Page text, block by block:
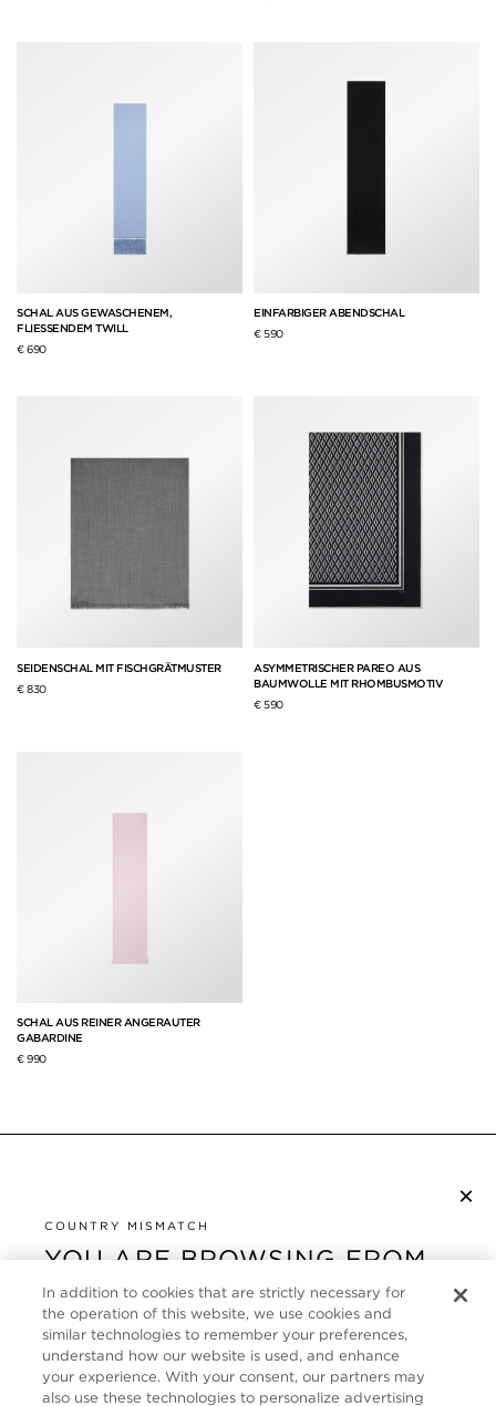
SCHAL AUS GEWASCHENEM,
FLIESSENDEM TWILL
€ 690
EINFARBIGER ABENDSCHAL
€ 590
SEIDENSCHAL MIT FISCHGRÄTMUSTER
€ 830
ASYMMETRISCHER PAREO AUS
BAUMWOLLE MIT RHOMBUSMOTIV
€ 590
SCHAL AUS REINER ANGERAUTER
GABARDINE
€ 990
×
COUNTRY MISMATCH
YOU ARE BROWSING FROM
UNITED STATES
It looks like you are visiting us from United States,
but you are currently browsing our Deutschland
store. Would you like to be redirected to your local
site?
KUNDENSERVICE
ÜBER
FOLLOW US
In addition to cookies that are strictly necessary for
the operation of this website, we use cookies and
similar technologies to remember your preferences,
understand how our website is used, and enhance
your experience. With your consent, our partners may
also use these technologies to personalize advertising